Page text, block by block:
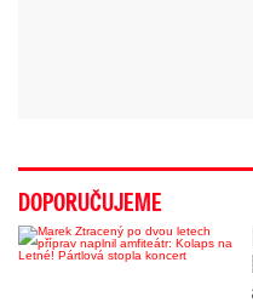
DOPORUČUJEME